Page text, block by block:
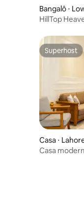
Bangalô ⋅
HillTop
Superhost
Superhost
Casa ⋅
Casa